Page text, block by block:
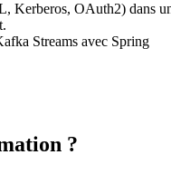
Kerberos, OAuth2) dans
Streams avec Spring
?